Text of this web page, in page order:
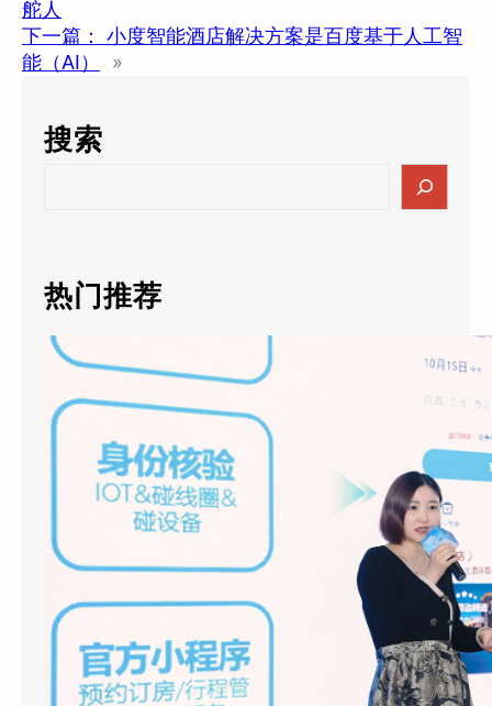
舵人
下一篇：
小度智能酒店解决方案是百度基于人工智
能（AI）
»
搜索
c
h
热门推荐